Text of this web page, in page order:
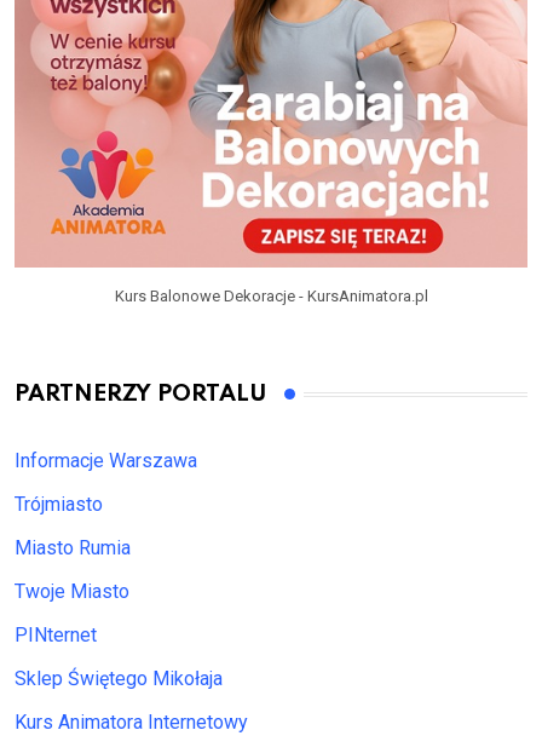
Kurs Balonowe Dekoracje - KursAnimatora.pl
PARTNERZY PORTALU
Informacje Warszawa
Trójmiasto
Miasto Rumia
Twoje Miasto
PINternet
Sklep Świętego Mikołaja
Kurs Animatora Internetowy